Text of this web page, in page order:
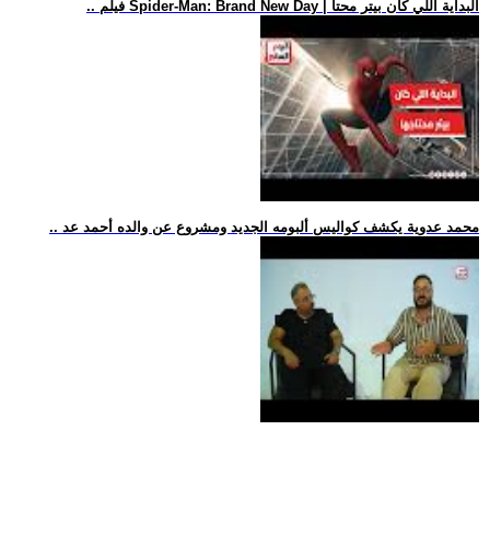
.. فيلم Spider-Man: Brand New Day | البداية اللي كان بيتر محتا
.. محمد عدوية يكشف كواليس ألبومه الجديد ومشروع عن والده أحمد عد